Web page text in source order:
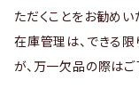
ただくことをお勧めい
在庫管理は、できる
が、万一欠品の際は